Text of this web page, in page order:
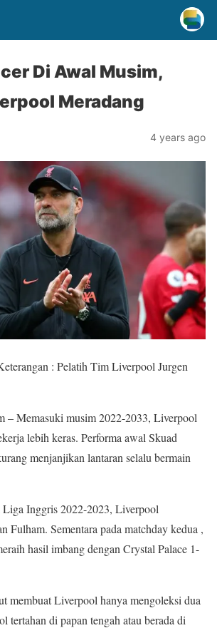
Di Awal Musim,
Meradang
4 years ago
: Pelatih Tim Liverpool Jurgen
– Memasuki musim 2022-2033, Liverpool
lebih keras. Performa awal Skuad
menjanjikan lantaran selalu bermain
Liga Inggris 2022-2023, Liverpool
Fulham. Sementara pada matchday kedua ,
hasil imbang dengan Crystal Palace 1-
membuat Liverpool hanya mengoleksi dua
tertahan di papan tengah atau berada di